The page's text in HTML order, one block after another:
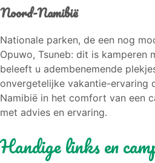
Noord-Namibië
Nationale parken, de een nog
Opuwo, Tsuneb: dit is kamperen
beleeft u adembenemende
onvergetelijke vakantie-ervaring
Namibië in het comfort van een
met advies en ervaring.
Handige links en